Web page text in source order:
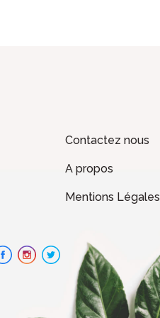
Contactez nous
A propos
Mentions Légales